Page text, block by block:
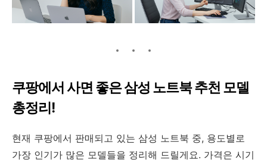
쿠팡에서 사면 좋은 삼성 노트북 추천 모델
총정리!
현재 쿠팡에서 판매되고 있는 삼성 노트북 중, 용도별로
가장 인기가 많은 모델들을 정리해 드릴게요. 가격은 시기